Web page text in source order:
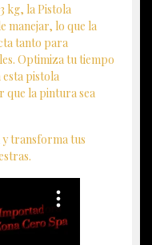
kg, la Pistola
manejar, lo que la
tanto para
Optimiza tu tiempo
pistola
que la pintura sea
transforma tus